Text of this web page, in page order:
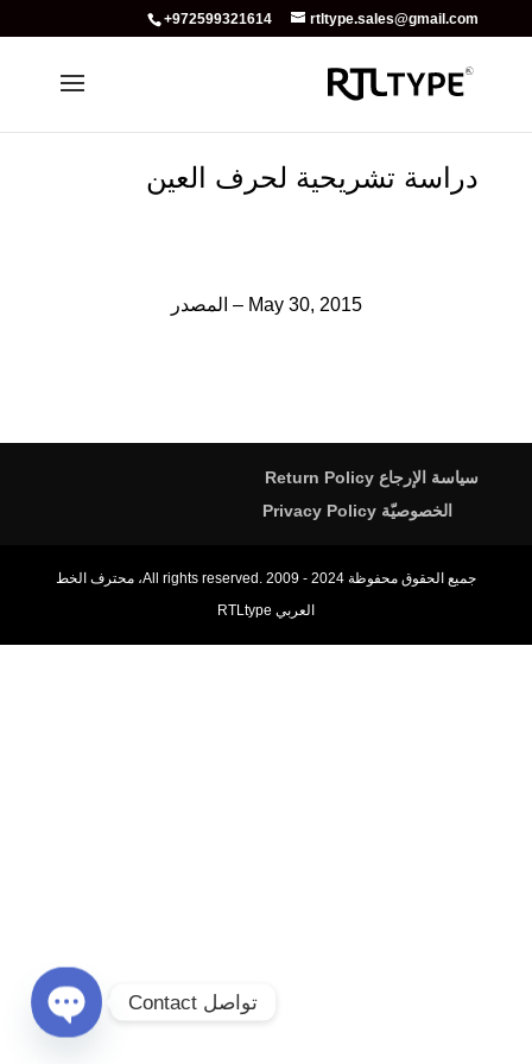
+972599321614 rtltype.sales@gmail.com
دراسة تشريحية لحرف العين
May 30, 2015
– المصدر
سياسة الإرجاع Return Policy
الخصوصيّة Privacy Policy
جميع الحقوق محفوظة All rights reserved. 2009 - 2024، محترف الخط
العربي RTLtype
تواصل Contact